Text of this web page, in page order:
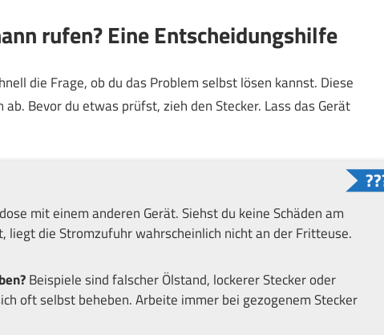
rufen? Eine Entscheidungshilfe
die Frage, ob du das Problem selbst lösen kannst. Diese
Bevor du etwas prüfst, zieh den Stecker. Lass das Gerät
mit einem anderen Gerät. Siehst du keine Schäden am
liegt die Stromzufuhr wahrscheinlich nicht an der Fritteuse.
Beispiele sind falscher Ölstand, lockerer Stecker oder
oft selbst beheben. Arbeite immer bei gezogenem Stecker